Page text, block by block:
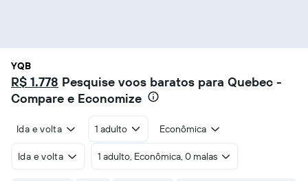
YQB
R$ 1.778 Pesquise voos baratos para Quebec -
Compare e Economize
Ida e volta 1 adulto Econômica
Ida e volta 1 adulto, Econômica, 0 malas